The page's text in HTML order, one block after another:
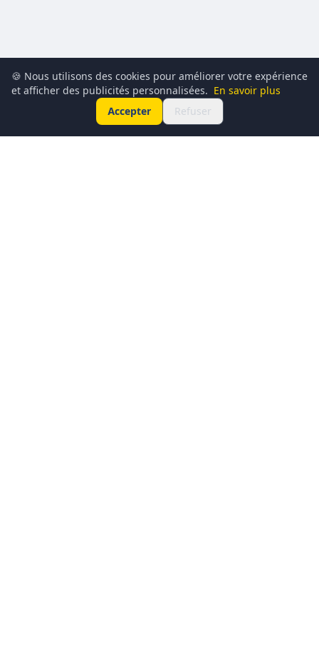
🍪 Nous utilisons des cookies pour améliorer votre expérience
et afficher des publicités personnalisées. En savoir plus
Accepter
Refuser